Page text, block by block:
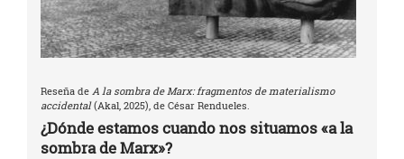
Reseña de A la sombra de Marx: fragmentos de materialismo
accidental(Akal, 2025), de César Rendueles.
¿Dónde estamos cuando nos situamos «a la
sombra de Marx»?